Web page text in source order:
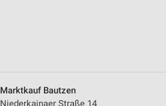
Marktkauf Bautzen
Niederkainaer Straße 14